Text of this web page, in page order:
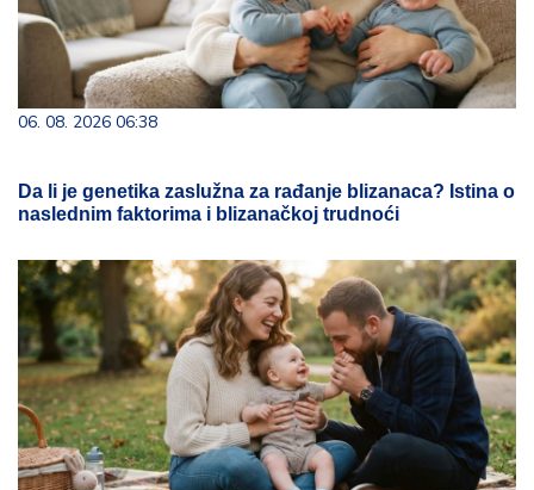
06. 08. 2026 06:38
Da li je genetika zaslužna za rađanje blizanaca? Istina o
naslednim faktorima i blizanačkoj trudnoći